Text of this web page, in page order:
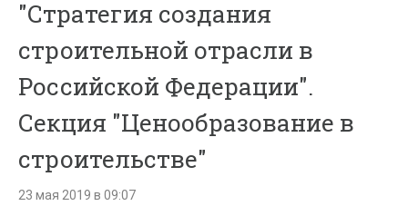
"Стратегия создания
строительной отрасли в
Российской Федерации".
Секция "Ценообразование в
строительстве"
23 мая 2019 в 09:07